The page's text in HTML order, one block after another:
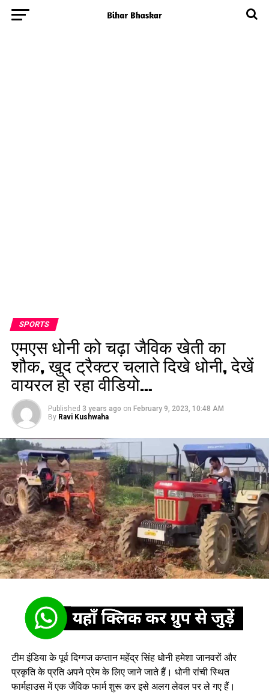
SPORTS
एमएस धोनी को चढ़ा जैविक खेती का
शौक, खुद ट्रैक्टर चलाते दिखे धोनी, देखें
वायरल हो रहा वीडियो…
Published 3 years ago on February 9, 2023, 10:48 AM
By Ravi Kushwaha
टीम इंडिया के पूर्व दिग्गज कप्तान महेंद्र सिंह धोनी हमेशा जानवरों और
प्रकृति के प्रति अपने प्रेम के लिए जाने जाते हैं। धोनी रांची स्थित
फार्महाउस में एक जैविक फार्म शुरू कर इसे अलग लेवल पर ले गए हैं।